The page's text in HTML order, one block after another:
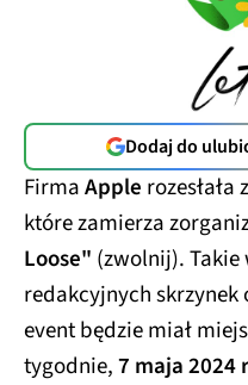
Dodaj do
FirmaApple
które zamierza
Loose" (zwolnij). Takie
redakcyjnych
event będzie miał
tygodnie,7 maja 2024